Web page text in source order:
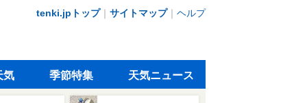
tenki.jpトップ｜ サイトマップ｜ ヘルプ
気 季節特集 天気ニュース